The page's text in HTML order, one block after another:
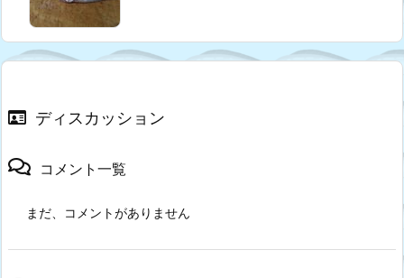
ディスカッション
コメント一覧
まだ、コメントがありません